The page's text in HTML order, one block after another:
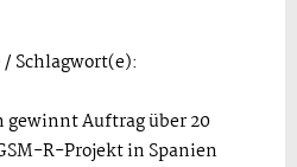
Schlagwort(e):
Auftrag über 20
R-Projekt in Spanien